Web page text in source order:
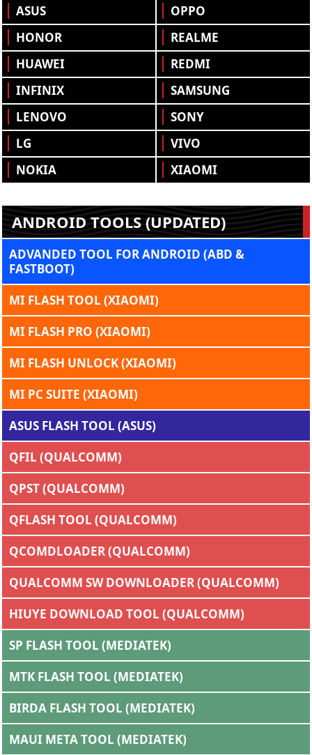
ASUS
HONOR
HUAWEI
INFINIX
LENOVO
LG
NOKIA
OPPO
REALME
REDMI
SAMSUNG
SONY
VIVO
XIAOMI
ANDROID TOOLS (UPDATED)
ADVANDED TOOL FOR ANDROID (ABD &
FASTBOOT)
MI FLASH TOOL (XIAOMI)
MI FLASH PRO (XIAOMI)
MI FLASH UNLOCK (XIAOMI)
MI PC SUITE (XIAOMI)
ASUS FLASH TOOL (ASUS)
QFIL (QUALCOMM)
QPST (QUALCOMM)
QFLASH TOOL (QUALCOMM)
QCOMDLOADER (QUALCOMM)
QUALCOMM SW DOWNLOADER (QUALCOMM)
HIUYE DOWNLOAD TOOL (QUALCOMM)
SP FLASH TOOL (MEDIATEK)
MTK FLASH TOOL (MEDIATEK)
BIRDA FLASH TOOL (MEDIATEK)
MAUI META TOOL (MEDIATEK)